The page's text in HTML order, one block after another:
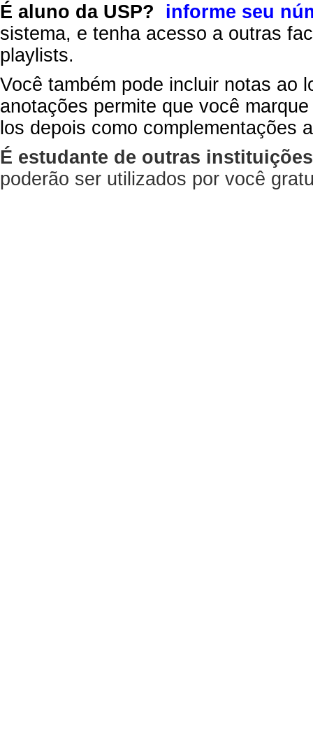
É aluno da USP?
informe seu
sistema, e tenha acesso a outras
playlists.
Você também pode incluir notas ao
anotações permite que você
los depois como complementações
É estudante de outras
poderão ser utilizados por você